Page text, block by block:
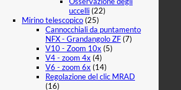
uccelli(22)
Mirino telescopico(25)
Cannocchiali da puntamento
NFX - Grandangolo ZF(7)
V10 - Zoom 10x (5)
V4 - zoom 4x (4)
V6 - zoom 6x (14)
Regolazione del clic MRAD
(16)